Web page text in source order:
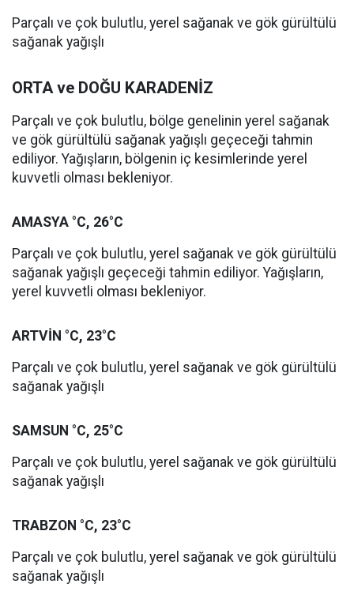
Parçalı ve çok bulutlu, yerel sağanak ve gök gürültülü
sağanak yağışlı
ORTA ve DOĞU KARADENİZ
Parçalı ve çok bulutlu, bölge genelinin yerel sağanak
ve gök gürültülü sağanak yağışlı geçeceği tahmin
ediliyor. Yağışların, bölgenin iç kesimlerinde yerel
kuvvetli olması bekleniyor.
AMASYA °C, 26°C
Parçalı ve çok bulutlu, yerel sağanak ve gök gürültülü
sağanak yağışlı geçeceği tahmin ediliyor. Yağışların,
yerel kuvvetli olması bekleniyor.
ARTVİN °C, 23°C
Parçalı ve çok bulutlu, yerel sağanak ve gök gürültülü
sağanak yağışlı
SAMSUN °C, 25°C
Parçalı ve çok bulutlu, yerel sağanak ve gök gürültülü
sağanak yağışlı
TRABZON °C, 23°C
Parçalı ve çok bulutlu, yerel sağanak ve gök gürültülü
sağanak yağışlı